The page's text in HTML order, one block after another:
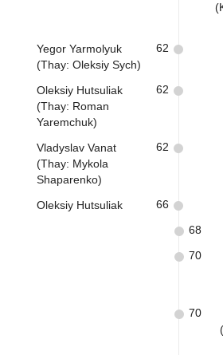
Yegor Yarmolyuk
(Thay: Oleksiy Sych)
62
Oleksiy Hutsuliak
(Thay: Roman
Yaremchuk)
62
Vladyslav Vanat
(Thay: Mykola
Shaparenko)
62
Oleksiy Hutsuliak 66
68
70
70